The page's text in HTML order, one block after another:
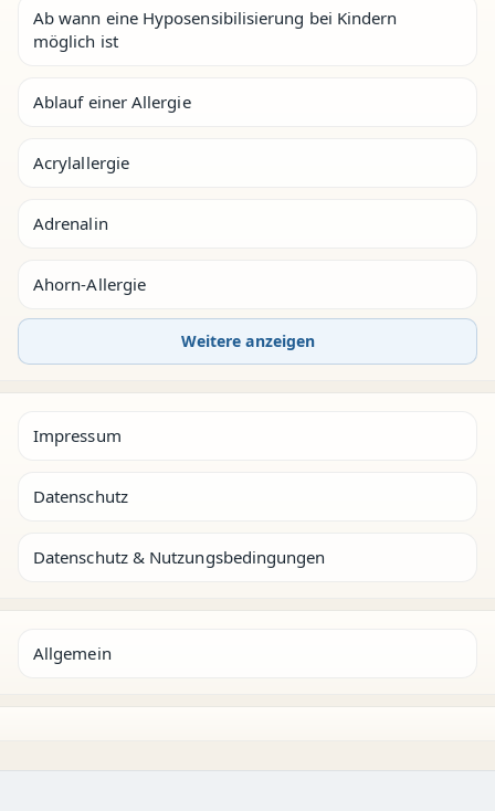
Ab wann eine Hyposensibilisierung bei Kindern
möglich ist
Ablauf einer Allergie
Acrylallergie
Adrenalin
Ahorn-Allergie
Weitere anzeigen
Impressum
Datenschutz
Datenschutz & Nutzungsbedingungen
Allgemein